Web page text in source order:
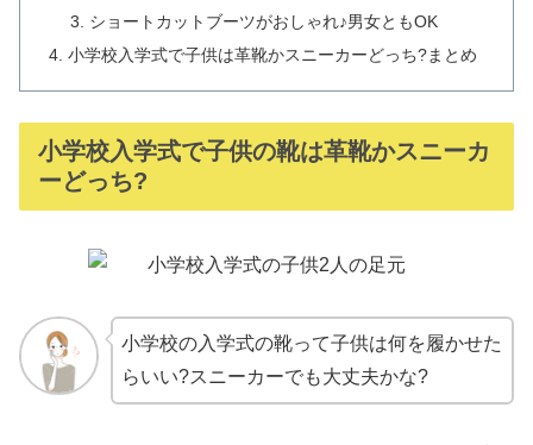
ショートカットブーツがおしゃれ♪男女ともOK
小学校入学式で子供は革靴かスニーカーどっち?まとめ
小学校入学式で子供の靴は革靴かスニーカ
ーどっち?
小学校の入学式の靴って子供は何を履かせた
らいい?スニーカーでも大丈夫かな?